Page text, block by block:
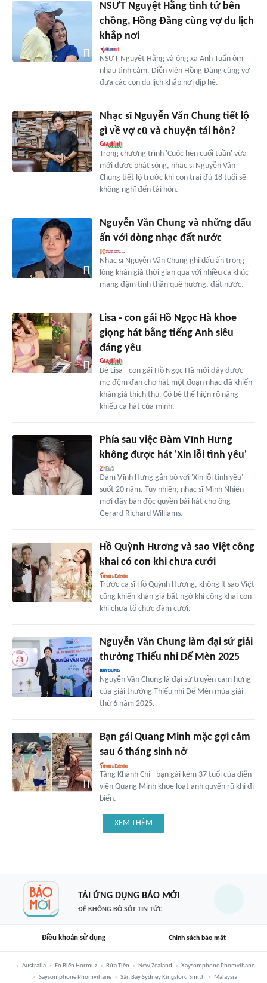
NSƯT Nguyệt Hằng tình tứ bên
chồng, Hồng Đăng cùng vợ du lịch
khắp nơi
NSƯT Nguyệt Hằng và ông xã Anh Tuấn ôm
nhau tình cảm. Diễn viên Hồng Đăng cùng vợ
đưa các con du lịch khắp nơi dịp hè.
Nhạc sĩ Nguyễn Văn Chung tiết lộ
gì về vợ cũ và chuyện tái hôn?
Trong chương trình 'Cuộc hẹn cuối tuần' vừa
mới được phát sóng, nhạc sĩ Nguyễn Văn
Chung tiết lộ trước khi con trai đủ 18 tuổi sẽ
không nghĩ đến tái hôn.
Nguyễn Văn Chung và những dấu
ấn với dòng nhạc đất nước
Nhạc sĩ Nguyễn Văn Chung ghi dấu ấn trong
lòng khán giả thời gian qua với nhiều ca khúc
mang đậm tinh thần quê hương, đất nước.
Lisa - con gái Hồ Ngọc Hà khoe
giọng hát bằng tiếng Anh siêu
đáng yêu
Bé Lisa - con gái Hồ Ngọc Hà mới đây được
mẹ đệm đàn cho hát một đoạn nhạc đã khiến
khán giả thích thú. Cô bé thể hiện rõ năng
khiếu ca hát của mình.
Phía sau việc Đàm Vĩnh Hưng
không được hát 'Xin lỗi tình yêu'
Đàm Vĩnh Hưng gắn bó với 'Xin lỗi tình yêu'
suốt 20 năm. Tuy nhiên, nhạc sĩ Minh Nhiên
mới đây bán độc quyền bài hát cho ông
Gerard Richard Williams.
Hồ Quỳnh Hương và sao Việt công
khai có con khi chưa cưới
Trước ca sĩ Hồ Quỳnh Hương, không ít sao Việt
cũng khiến khán giả bất ngờ khi công khai con
khi chưa tổ chức đám cưới.
Nguyễn Văn Chung làm đại sứ giải
thưởng Thiếu nhi Dế Mèn 2025
Nguyễn Văn Chung là đại sứ truyền cảm hứng
của giải thưởng Thiếu nhi Dế Mèn mùa giải
thứ 6 năm 2025.
Bạn gái Quang Minh mặc gợi cảm
sau 6 tháng sinh nở
Tăng Khánh Chi - bạn gái kém 37 tuổi của diễn
viên Quang Minh khoe loạt ảnh quyến rũ khi đi
biển.
XEM THÊM
TẢI ỨNG DỤNG BÁO MỚI
ĐỂ KHÔNG BỎ SÓT TIN TỨC
Điều khoản sử dụng Chính sách bảo mật
Australia Eo Biển Hormuz Rửa Tiền New Zealand
Xaysomphone Phomvihane
Saysomphone Phomvihane
Sân Bay Sydney Kingsford Smith Malaysia